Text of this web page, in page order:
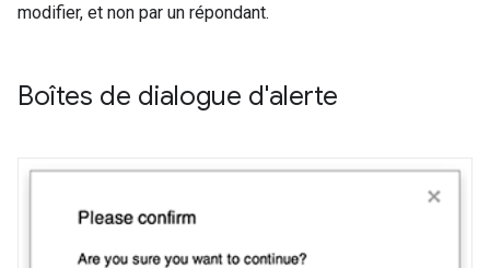
modifier, et non par un répondant.
Boîtes de dialogue d'alerte